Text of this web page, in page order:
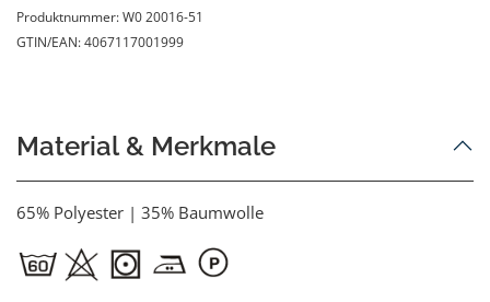
Produktnummer:W0 20016-51
GTIN/EAN:4067117001999
Material & Merkmale
65% Polyester | 35% Baumwolle